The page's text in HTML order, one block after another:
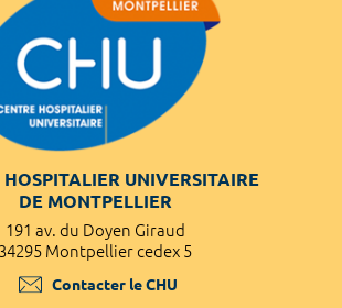
HOSPITALIER UNIVERSITAIRE
DE MONTPELLIER
191 av. du Doyen Giraud
34295 Montpellier cedex 5
Contacter le CHU